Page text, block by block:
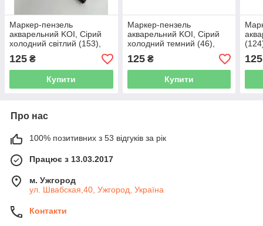
Маркер-пензель
акварельний KOI, Сірий
холодний світлий (153),
Sakura
125 ₴
Купити
Маркер-пензель
акварельний KOI, Сірий
холодний темний (46),
Sakura
125₴
Купити
125
Про нас
100% позитивних з 53 відгуків за рік
Працює з 13.03.2017
м. Ужгород
ул. Швабская,40, Ужгород, Україна
Контакти